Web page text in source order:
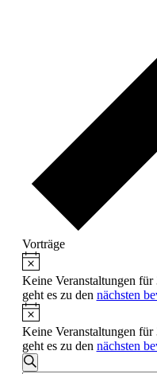
Vorträge
Veranstaltungen
für
31.
März
2025
Hinweis
Keine Veranstaltungen
geht es zu den nächsten
Hinweis
Keine Veranstaltungen
geht es zu den nächsten
Veranstaltungen